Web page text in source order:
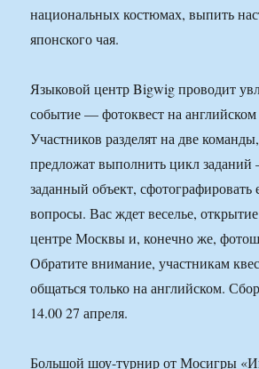
национальных костюмах, выпить
японского чая.
Языковой центр Bigwig проводит
событие — фотоквест на английском
Участников разделят на две
предложат выполнить цикл
заданный объект, сфотографировать
вопросы. Вас ждет веселье,
центре Москвы и, конечно же,
Обратите внимание, участникам
общаться только на английском.
14.00 27 апреля.
Большой шоу-турнир от Мосигры